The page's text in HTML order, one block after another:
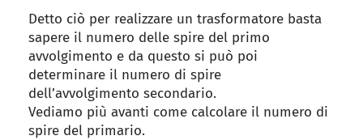
Detto ciò per realizzare un trasformatore basta
sapere il numero delle spire del primo
avvolgimento e da questo si può poi
determinare il numero di spire
dell’avvolgimento secondario.
Vediamo più avanti come calcolare il numero di
spire del primario.